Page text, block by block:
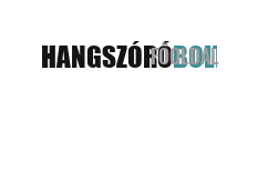
HANGSZÓRÓBOLT
FŐOLDAL